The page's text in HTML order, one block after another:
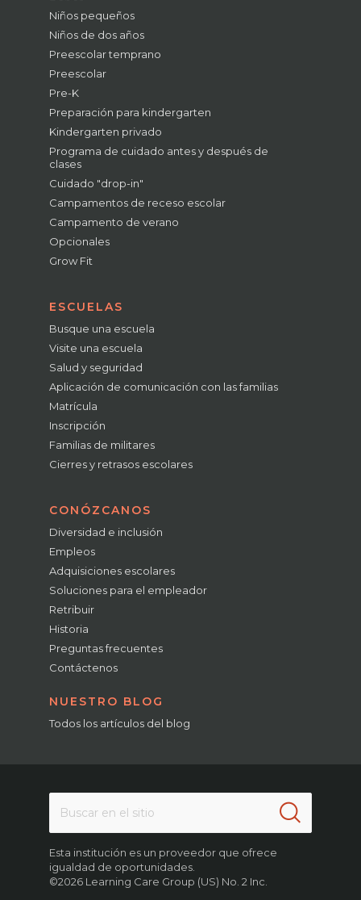
Niños pequeños
Niños de dos años
Preescolar temprano
Preescolar
Pre-K
Preparación para kindergarten
Kindergarten privado
Programa de cuidado antes y después de
clases
Cuidado "drop-in"
Campamentos de receso escolar
Campamento de verano
Opcionales
Grow Fit
ESCUELAS
Busque una escuela
Visite una escuela
Salud y seguridad
Aplicación de comunicación con las familias
Matrícula
Inscripción
Familias de militares
Cierres y retrasos escolares
CONÓZCANOS
Diversidad e inclusión
Empleos
Adquisiciones escolares
Soluciones para el empleador
Retribuir
Historia
Preguntas frecuentes
Contáctenos
NUESTRO BLOG
Todos los artículos del blog
Esta institución es un proveedor que ofrece
igualdad de oportunidades.
©2026 Learning Care Group (US) No. 2 Inc.